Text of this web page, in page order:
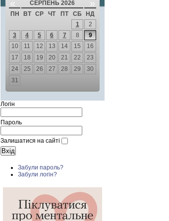
« СЕРПЕНЬ 2026 »
ПН ВТ СР ЧТ ПТ СБ
НД
1
2
3
4 5 6 7 8
9
10
11 12 13 14 15
16
17
18 19 20 21 22
23
24
25 26 27 28 29
30
31
Логін
Пароль
Залишатися на сайті
Забули пароль?
Забули логін?